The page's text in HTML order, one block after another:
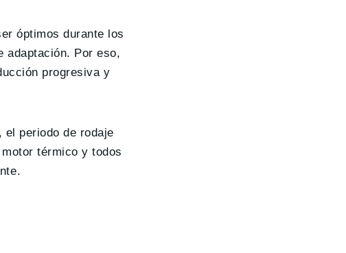
óptimos durante los
adaptación. Por eso,
progresiva y
periodo de rodaje
térmico y todos